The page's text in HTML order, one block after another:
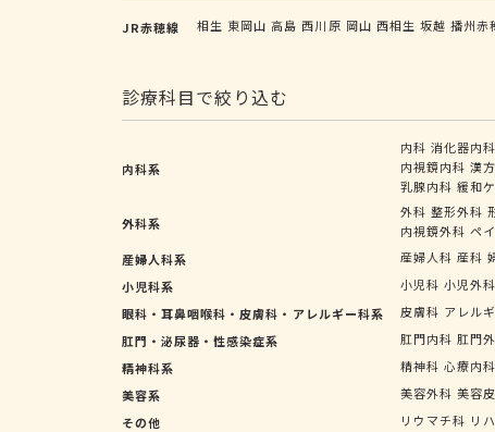
JR赤穂線 相生 東岡山 高島 西川原 岡山 西相生 坂越 播州赤
診療科目で絞り込む
内科系
内科 消化器内科
内視鏡内科 漢
乳腺内科 緩和
外科系
外科 整形外科
内視鏡外科 ペ
産婦人科系
産婦人科 産科
小児科系
小児科 小児外科
眼科・耳鼻咽喉科・皮膚科・アレルギー科系
皮膚科 アレル
肛門・泌尿器・性感染症系
肛門内科 肛門
精神科系
精神科 心療内科
美容系
美容外科 美容
その他
リウマチ科 リ